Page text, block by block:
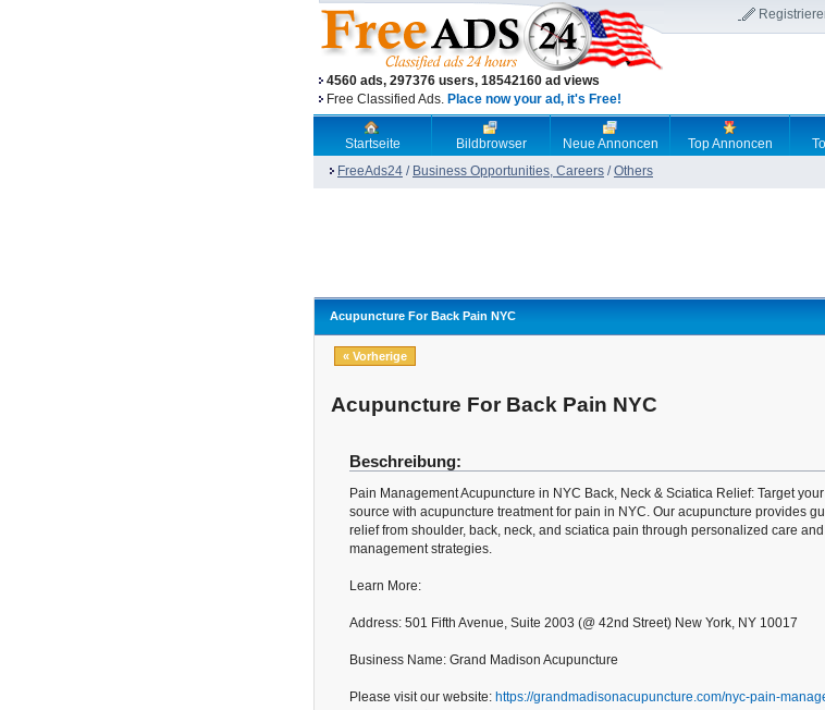
4560 ads, 297376 users, 18542160 ad views
Free Classified Ads. Place now your ad, it's Free!
Startseite Bildbrowser Neue Annoncen Top Annoncen
FreeAds24 / Business Opportunities, Careers /Others
Acupuncture For Back Pain NYC
« Vorherige
Acupuncture For Back Pain NYC
Beschreibung:
Pain Management Acupuncture in NYC Back, Neck & Sciatica Relief: Target
source with acupuncture treatment for pain in NYC. Our acupuncture provides
relief from shoulder, back, neck, and sciatica pain through personalized care
management strategies.
Learn More:
Address: 501 Fifth Avenue, Suite 2003 (@ 42nd Street) New York, NY 10017
Business Name: Grand Madison Acupuncture
Please visit our website: https://grandmadisonacupuncture.com/nyc-pain-